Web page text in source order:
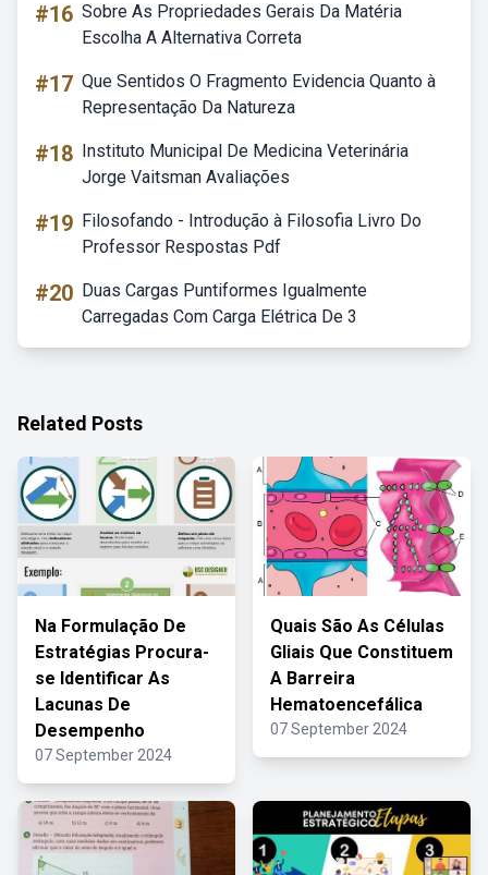
#16 Sobre As Propriedades Gerais Da Matéria
Escolha A Alternativa Correta
#17 Que Sentidos O Fragmento Evidencia Quanto à
Representação Da Natureza
#18 Instituto Municipal De Medicina Veterinária
Jorge Vaitsman Avaliações
#19 Filosofando - Introdução à Filosofia Livro Do
Professor Respostas Pdf
#20 Duas Cargas Puntiformes Igualmente
Carregadas Com Carga Elétrica De 3
Related Posts
Na Formulação De
Estratégias Procura-
se Identificar As
Lacunas De
Desempenho
07 September 2024
Quais São As Células
Gliais Que Constituem
A Barreira
Hematoencefálica
07 September 2024